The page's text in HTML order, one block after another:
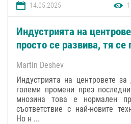
14.05.2025
Индустрията на
просто се развива, тя се
Martin Deshev
Индустрията на центровете
големи промени през
мнозина това е нормален
съответствие с най-новите
Но н ...